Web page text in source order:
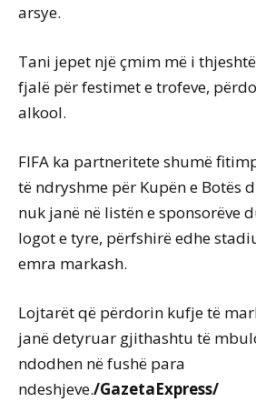
arsye.
Tani jepet një çmim më i
fjalë për festimet e trofeve,
alkool.
FIFA ka partneritete shumë
të ndryshme për Kupën e Botës
nuk janë në listën e sponsorëve
logot e tyre, përfshirë edhe
emra markash.
Lojtarët që përdorin kufje të
janë detyruar gjithashtu të
ndodhen në fushë para
ndeshjeve./GazetaExpress/